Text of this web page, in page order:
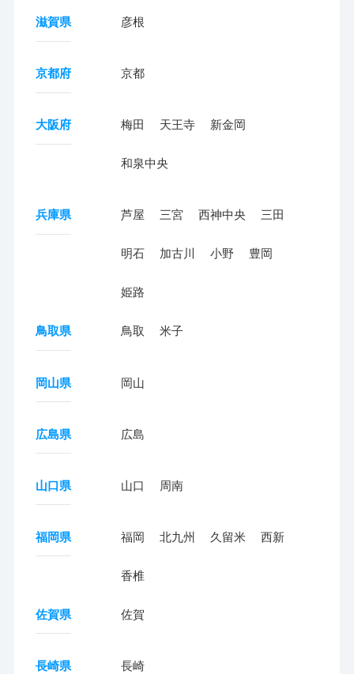
滋賀県 彦根
京都府 京都
大阪府 梅田 天王寺 新金岡
和泉中央
兵庫県 芦屋 三宮 西神中央 三田
明石 加古川 小野 豊岡
姫路
鳥取県 鳥取 米子
岡山県 岡山
広島県 広島
山口県 山口 周南
福岡県 福岡 北九州 久留米 西新
香椎
佐賀県 佐賀
長崎県 長崎